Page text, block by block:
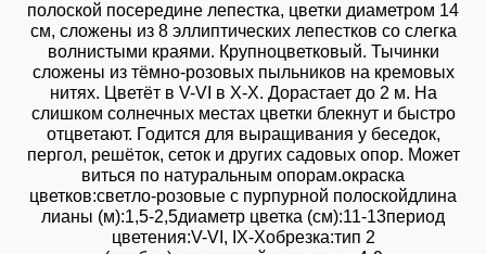
полоской посередине лепестка, цветки диаметром 14
см, сложены из 8 эллиптических лепестков со слегка
волнистыми краями. Крупноцветковый. Тычинки
сложены из тёмно-розовых пыльников на кремовых
нитях. Цветёт в V-VI в X-X. Дорастает до 2 м. На
слишком солнечных местах цветки блекнут и быстро
отцветают. Годится для выращивания у беседок,
пергол, решёток, сеток и других садовых опор. Может
виться по натуральным опорам.окраска
цветков:светло-розовые с пурпурной полоскойдлина
лианы (м):1,5-2,5диаметр цветка (см):11-13период
цветения:V-VI, IX-Xобрезка:тип 2